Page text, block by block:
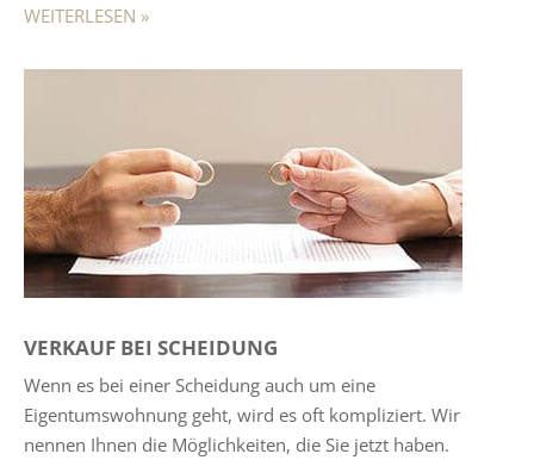
WEITERLESEN »
VERKAUF BEI SCHEIDUNG
Wenn es bei einer Scheidung auch um eine
Eigentumswohnung geht, wird es oft kompliziert. Wir
nennen Ihnen die Möglichkeiten, die Sie jetzt haben.